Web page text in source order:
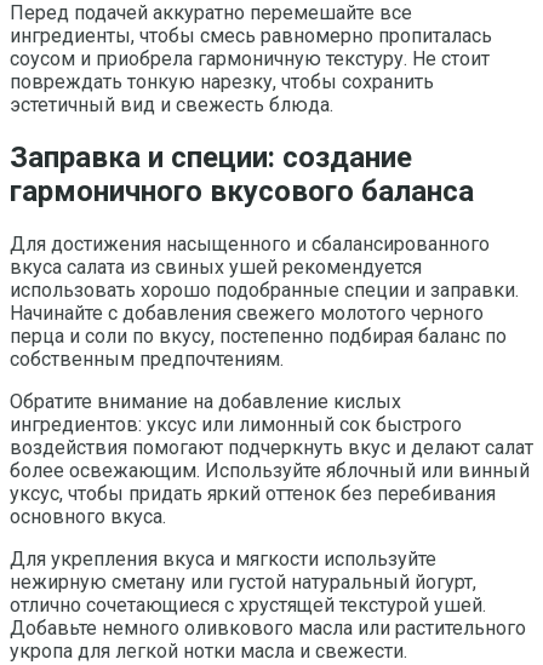
Перед подачей аккуратно перемешайте все
ингредиенты, чтобы смесь равномерно пропиталась
соусом и приобрела гармоничную текстуру. Не стоит
повреждать тонкую нарезку, чтобы сохранить
эстетичный вид и свежесть блюда.
Заправка и специи: создание
гармоничного вкусового баланса
Для достижения насыщенного и сбалансированного
вкуса салата из свиных ушей рекомендуется
использовать хорошо подобранные специи и заправки.
Начинайте с добавления свежего молотого черного
перца и соли по вкусу, постепенно подбирая баланс по
собственным предпочтениям.
Обратите внимание на добавление кислых
ингредиентов: уксус или лимонный сок быстрого
воздействия помогают подчеркнуть вкус и делают салат
более освежающим. Используйте яблочный или винный
уксус, чтобы придать яркий оттенок без перебивания
основного вкуса.
Для укрепления вкуса и мягкости используйте
нежирную сметану или густой натуральный йогурт,
отлично сочетающиеся с хрустящей текстурой ушей.
Добавьте немного оливкового масла или растительного
укропа для легкой нотки масла и свежести.